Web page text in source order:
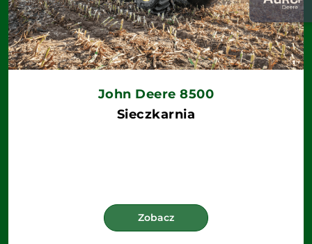
John Deere 8500
Sieczkarnia
Zobacz